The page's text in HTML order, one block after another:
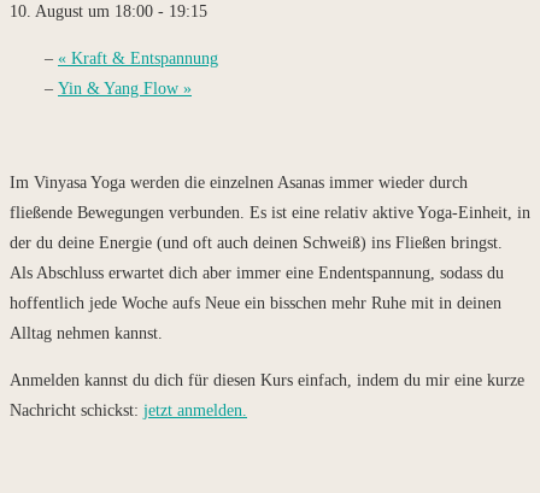
10. August um 18:00 - 19:15
« Kraft & Entspannung
Yin & Yang Flow »
Im Vinyasa Yoga werden die einzelnen Asanas immer wieder durch
fließende Bewegungen verbunden. Es ist eine relativ aktive Yoga-Einheit, in
der du deine Energie (und oft auch deinen Schweiß) ins Fließen bringst.
Als Abschluss erwartet dich aber immer eine Endentspannung, sodass du
hoffentlich jede Woche aufs Neue ein bisschen mehr Ruhe mit in deinen
Alltag nehmen kannst.
Anmelden kannst du dich für diesen Kurs einfach, indem du mir eine kurze
Nachricht schickst: jetzt anmelden.